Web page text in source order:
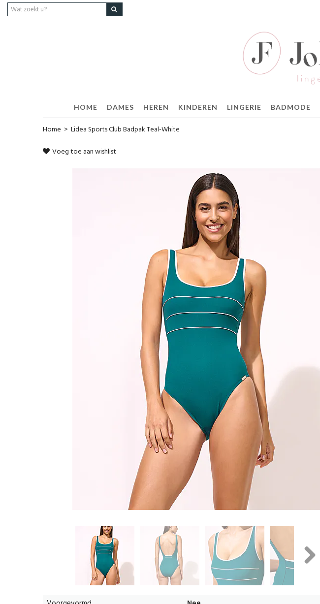
HOME DAMES HEREN KINDEREN LINGERIE BADMODE
Home > Lidea Sports Club Badpak Teal-White
Voeg toe aan wishlist